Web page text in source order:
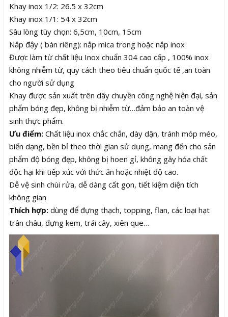
Khay inox 1/2: 26.5 x 32cm
Khay inox 1/1: 54 x 32cm
Sâu lòng tùy chọn: 6,5cm, 10cm, 15cm
Nắp đậy ( bán riêng): nắp mica trong hoặc nắp inox
Được làm từ chất liệu Inox chuẩn 304 cao cấp , 100% inox
không nhiễm từ, quy cách theo tiêu chuẩn quốc tế ,an toàn
cho người sử dụng
Khay được sản xuất trên dây chuyền công nghệ hiện đại, sản
phẩm bóng đẹp, không bị nhiễm từ…đảm bảo an toàn vệ
sinh thực phẩm.
Ưu điểm: Chất liệu inox chắc chắn, dày dặn, tránh móp méo,
biến dạng, bền bỉ theo thời gian sử dụng, mang đến cho sản
phẩm độ bóng đẹp, không bị hoen gỉ, không gây hóa chất
độc hại khi tiếp xúc với thức ăn hoặc nhiệt độ cao.
Dễ vệ sinh chùi rửa, dễ dàng cất gọn, tiết kiệm diện tích
không gian
Thích hợp: dùng để đựng thạch, topping, flan, các loại hạt
trân châu, đựng kem, trái cây, xiên que…